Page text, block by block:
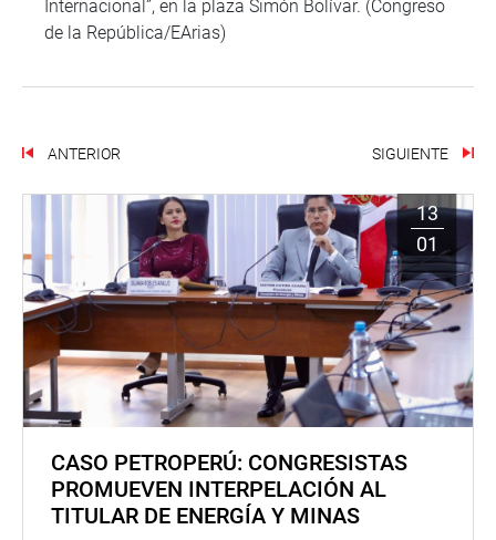
Internacional”, en la plaza Simón Bolívar. (Congreso
de la República/EArias)
ANTERIOR SIGUIENTE
13
01
CASO PETROPERÚ: CONGRESISTAS
PROMUEVEN INTERPELACIÓN AL
TITULAR DE ENERGÍA Y MINAS